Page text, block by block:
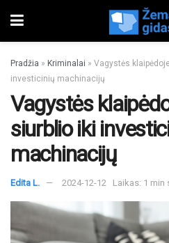
Pradžia » Kriminalai » Vagystės
investicinių machinacijų
Vagystės
siurblio iki
machinacijų
Edita L. 2024-12-12 Laikas: 1 min